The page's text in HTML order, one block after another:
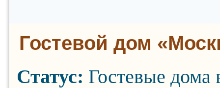
Гостевой дом
Статус: Гостевые дома